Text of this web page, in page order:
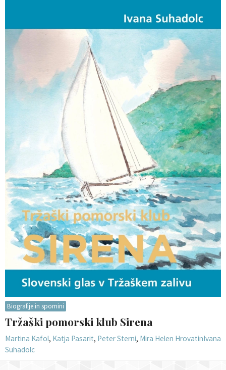
Biografije in spomini
Tržaški pomorski klub Sirena
Martina Kafol, Katja Pasarit, Peter Sterni, Mira Helen HrovatinIvana
Suhadolc